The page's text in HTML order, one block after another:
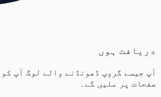
دریافت ہوں
آپ جیسے گروپ ڈھونڈنے والے لوگ آپ کو
صفحات پر ملیں گے۔